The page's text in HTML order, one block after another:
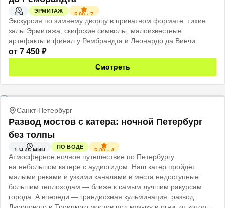
1 Ч
ЭРМИТАЖ
5.00·7
Экскурсия по зимнему дворцу в приватном формате: тихие
залы Эрмитажа, скифские символы, малоизвестные
артефакты и финал у Рембрандта и Леонардо да Винчи.
от 7 450 ₽
Смотреть
Санкт-Петербург
Развод мостов с катера: ночной Петербург
без толпы
1 Ч 45 МИН
ПО ВОДЕ
5.00· 4
Атмосферное ночное путешествие по Петербургу
на небольшом катере с аудиогидом. Наш катер пройдёт
малыми реками и узкими каналами в места недоступные
большим теплоходам — ближе к самым лучшим ракурсам
города. А впереди — грандиозная кульминация: развод